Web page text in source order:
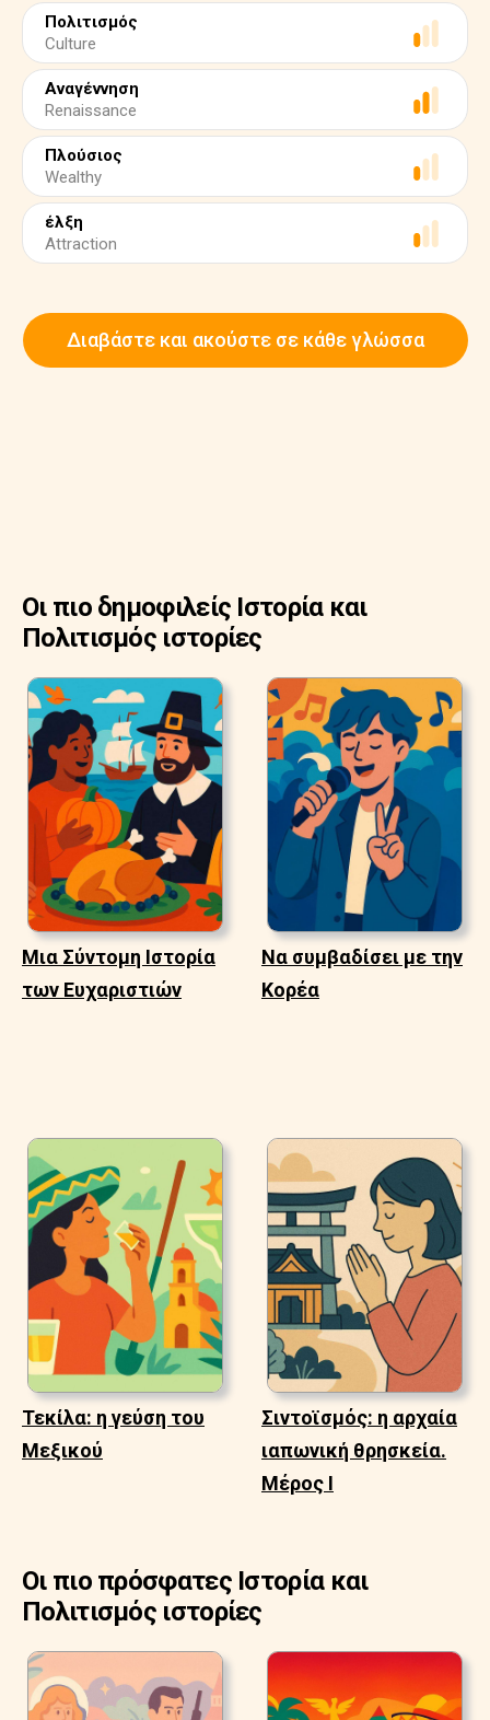
Πολιτισμός
Culture
Αναγέννηση
Renaissance
Πλούσιος
Wealthy
έλξη
Attraction
Διαβάστε και ακούστε σε κάθε γλώσσα
Οι πιο δημοφιλείς Ιστορία και
Πολιτισμός ιστορίες
Μια Σύντομη Ιστορία
των Ευχαριστιών
Να συμβαδίσει με την
Κορέα
Τεκίλα: η γεύση του
Μεξικού
Σιντοϊσμός: η αρχαία
ιαπωνική θρησκεία.
Μέρος Ι
Οι πιο πρόσφατες Ιστορία και
Πολιτισμός ιστορίες